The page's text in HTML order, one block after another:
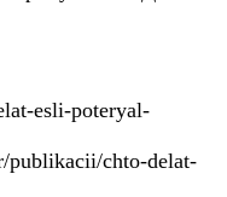
esli-poteryal-
publikacii/chto-delat-